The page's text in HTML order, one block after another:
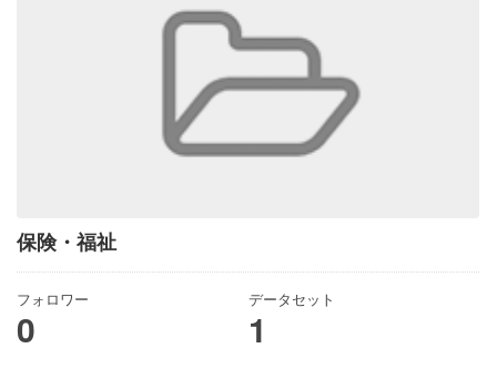
保険・福祉
フォロワー
0
データセット
1